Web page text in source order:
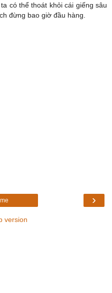
có thể thoát khỏi cái giếng sâu
đừng bao giờ đầu hàng.
›
version